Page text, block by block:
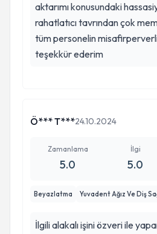
aktarımı konusundaki
rahatlatıcı tavrından çok
tüm personelin
teşekkür ederim
Ö*** T***24.10.2024
Zamanlama
5.0
İlgi
5.0
Beyazlatma Yuvadent Ağız Ve Diş
İlgili alakalı işini özveri ile